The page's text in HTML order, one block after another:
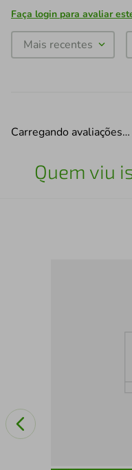
Faça login para avaliar
Mais recentes
Carregando avaliações…
Quem viu